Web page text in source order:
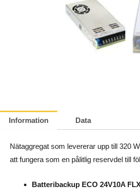
Information Data
Nätaggregat som levererar upp till 320
att fungera som en pålitlig reservdel till
Batteribackup ECO 24V10A